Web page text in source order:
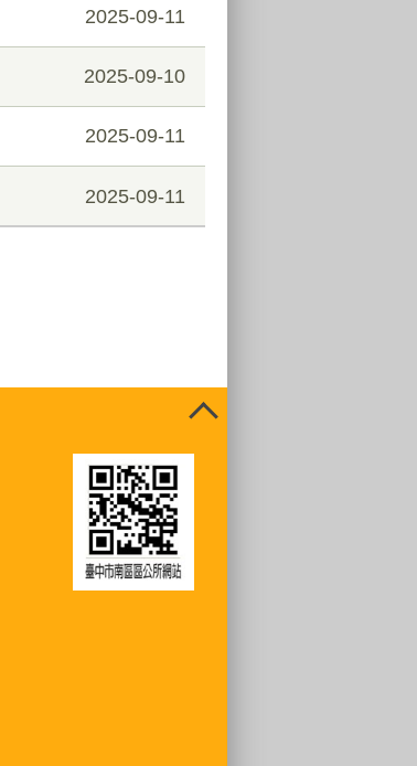
2025-09-11
2025-09-10
2025-09-11
2025-09-11